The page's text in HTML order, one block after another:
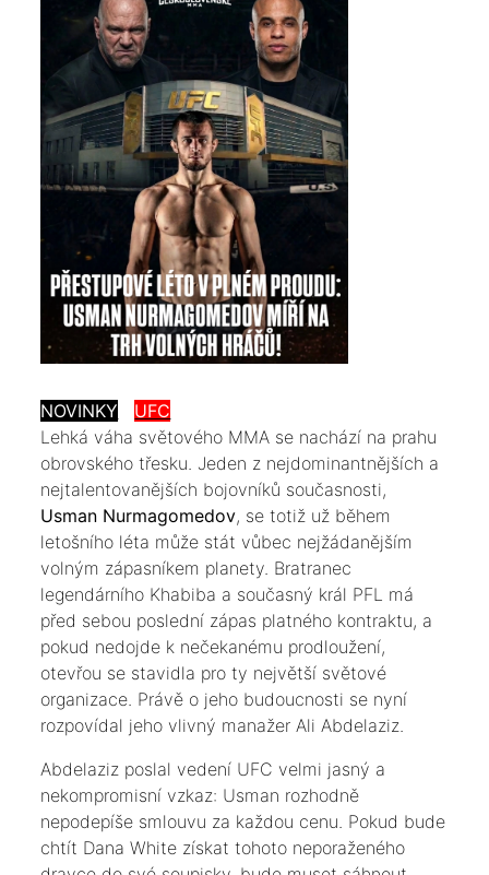
NOVINKY
UFC
​Lehká váha světového MMA se nachází na prahu
obrovského třesku. Jeden z nejdominantnějších a
nejtalentovanějších bojovníků současnosti,
Usman Nurmagomedov, se totiž už během
letošního léta může stát vůbec nejžádanějším
volným zápasníkem planety. Bratranec
legendárního Khabiba a současný král PFL má
před sebou poslední zápas platného kontraktu, a
pokud nedojde k nečekanému prodloužení,
otevřou se stavidla pro ty největší světové
organizace. Právě o jeho budoucnosti se nyní
rozpovídal jeho vlivný manažer Ali Abdelaziz.
​Abdelaziz poslal vedení UFC velmi jasný a
nekompromisní vzkaz: Usman rozhodně
nepodepíše smlouvu za každou cenu. Pokud bude
chtít Dana White získat tohoto neporaženého